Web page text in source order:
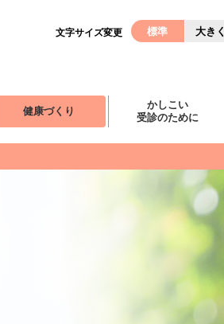
健康づくり
かしこい
受診のために
文字サイズ変更 標準 大きく